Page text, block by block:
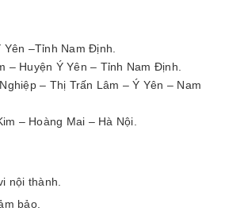
–Tỉnh Nam Định.
– Huyện Ý Yên – Tỉnh Nam Định.
– Thị Trấn Lâm – Ý Yên – Nam
– Hoàng Mai – Hà Nội.
nội thành.
bảo.